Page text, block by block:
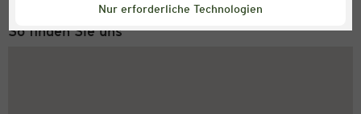
Nur erforderliche Technologien
So finden Sie uns